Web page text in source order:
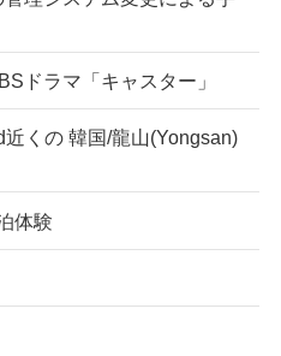
ドラマ「キャスター」
くの 韓国/龍山(Yongsan)
体験